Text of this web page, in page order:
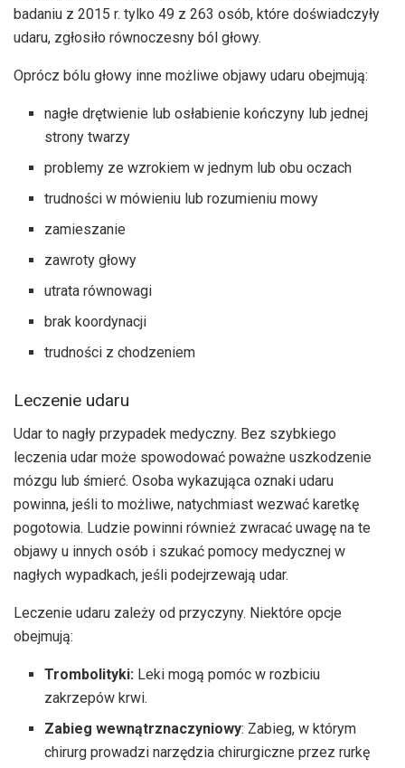
badaniu z 2015 r. tylko 49 z 263 osób, które doświadczyły
udaru, zgłosiło równoczesny ból głowy.
Oprócz bólu głowy inne możliwe objawy udaru obejmują:
nagłe drętwienie lub osłabienie kończyny lub jednej
strony twarzy
problemy ze wzrokiem w jednym lub obu oczach
trudności w mówieniu lub rozumieniu mowy
zamieszanie
zawroty głowy
utrata równowagi
brak koordynacji
trudności z chodzeniem
Leczenie udaru
Udar to nagły przypadek medyczny. Bez szybkiego
leczenia udar może spowodować poważne uszkodzenie
mózgu lub śmierć. Osoba wykazująca oznaki udaru
powinna, jeśli to możliwe, natychmiast wezwać karetkę
pogotowia. Ludzie powinni również zwracać uwagę na te
objawy u innych osób i szukać pomocy medycznej w
nagłych wypadkach, jeśli podejrzewają udar.
Leczenie udaru zależy od przyczyny. Niektóre opcje
obejmują:
Trombolityki: Leki mogą pomóc w rozbiciu
zakrzepów krwi.
Zabieg wewnątrznaczyniowy: Zabieg, w którym
chirurg prowadzi narzędzia chirurgiczne przez rurkę